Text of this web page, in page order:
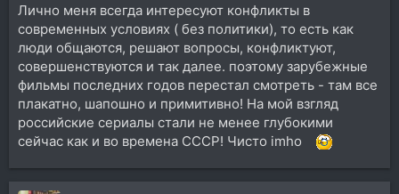
Лично меня всегда интересуют конфликты в
современных условиях ( без политики), то есть как
люди общаются, решают вопросы, конфликтуют,
совершенствуются и так далее. поэтому зарубежные
фильмы последних годов перестал смотреть - там все
плакатно, шапошно и примитивно! На мой взгляд
российские сериалы стали не менее глубокими
сейчас как и во времена СССР! Чисто imho